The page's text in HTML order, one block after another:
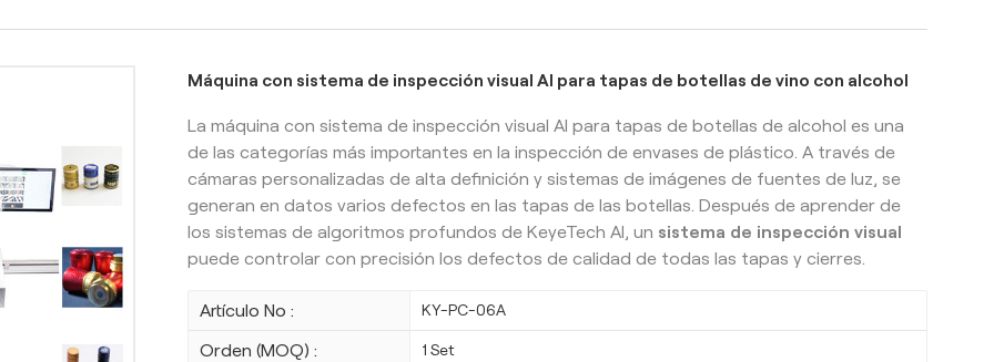
Máquina con sistema de inspección visual AI para tapas de botellas de vino con alcohol
La máquina con sistema de inspección visual AI para tapas de botellas de alcohol es una
de las categorías más importantes en la inspección de envases de plástico. A través de
cámaras personalizadas de alta definición y sistemas de imágenes de fuentes de luz, se
generan en datos varios defectos en las tapas de las botellas. Después de aprender de
los sistemas de algoritmos profundos de KeyeTech AI, un sistema de inspección visual
puede controlar con precisión los defectos de calidad de todas las tapas y cierres.
Artículo No : KY-PC-06A
Orden (MOQ) : 1 Set